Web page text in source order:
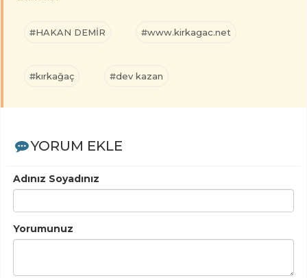
#HAKAN DEMİR #www.kirkagac.net
#kırkağaç #dev kazan
YORUM EKLE
Adınız Soyadınız
Yorumunuz